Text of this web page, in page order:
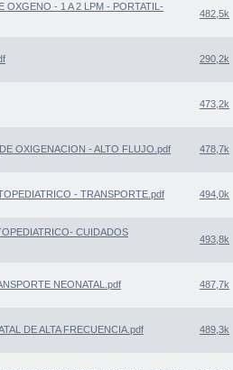
- 1 A 2 LPM - PORTATIL-
482,5k
290,2k
473,2k
OXIGENACION - ALTO FLUJO.pdf 478,7k
- TRANSPORTE.pdf 494,0k
CUIDADOS
493,8k
NEONATAL.pdf 487,7k
DE ALTA FRECUENCIA.pdf 489,3k